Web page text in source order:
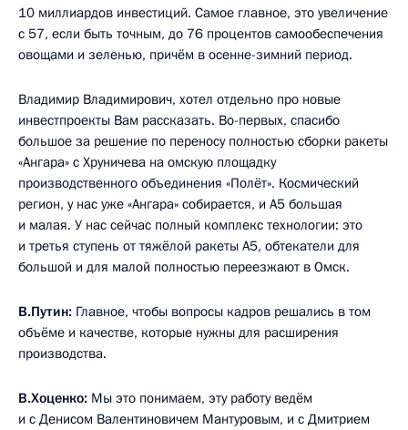
10 миллиардов инвестиций. Самое главное, это увеличение
с 57, если быть точным, до 76 процентов самообеспечения
овощами и зеленью, причём в осенне-зимний период.
Владимир Владимирович, хотел отдельно про новые
инвестпроекты Вам рассказать. Во-первых, спасибо
большое за решение по переносу полностью сборки ракеты
«Ангара» с Хруничева на омскую площадку
производственного объединения «Полёт». Космический
регион, у нас уже «Ангара» собирается, и А5 большая
и малая. У нас сейчас полный комплекс технологии: это
и третья ступень от тяжёлой ракеты А5, обтекатели для
большой и для малой полностью переезжают в Омск.
В.Путин: Главное, чтобы вопросы кадров решались в том
объёме и качестве, которые нужны для расширения
производства.
В.Хоценко: Мы это понимаем, эту работу ведём
и с Денисом Валентиновичем Мантуровым, и с Дмитрием